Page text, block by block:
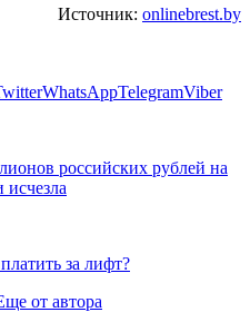
Источник: onlinebrest.by
WhatsAppTelegramViber
российских рублей на
исчезла
за лифт?
от автора